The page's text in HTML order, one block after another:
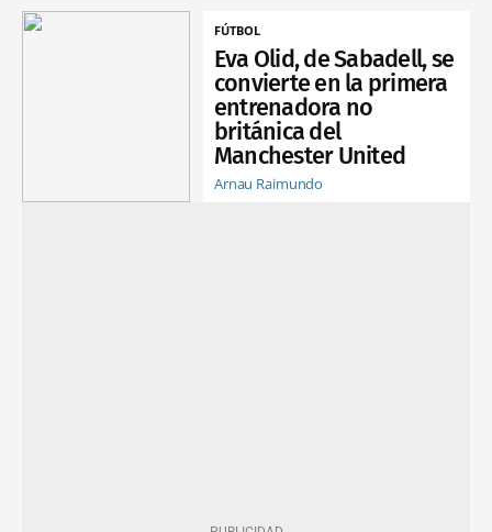
FÚTBOL
Eva Olid, de Sabadell, se
convierte en la primera
entrenadora no
británica del
Manchester United
Arnau Raimundo